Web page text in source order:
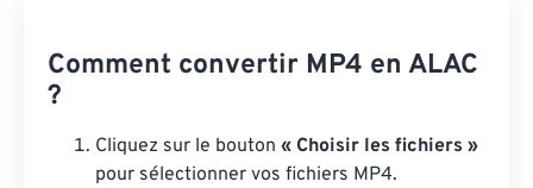
Comment convertir MP4 en ALAC
?
Cliquez sur le bouton « Choisir les fichiers »
pour sélectionner vos fichiers MP4.